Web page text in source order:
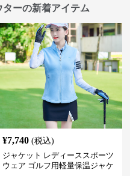
ーの新着アイテム
¥7,740 (税込)
ジャケット レディーススポーツ
ウェア ゴルフ用軽量保温ジャケ